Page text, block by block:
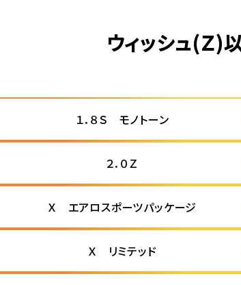
ウィッシュ(Ｚ)
１．８Ｓ モノトーン
２．０Ｚ
Ｘ エアロスポーツパッケージ
Ｘ リミテッド